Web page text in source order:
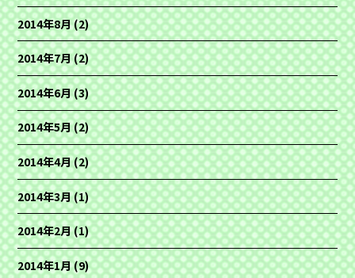
2014年8月(2)
2014年7月(2)
2014年6月(3)
2014年5月(2)
2014年4月(2)
2014年3月(1)
2014年2月(1)
2014年1月(9)